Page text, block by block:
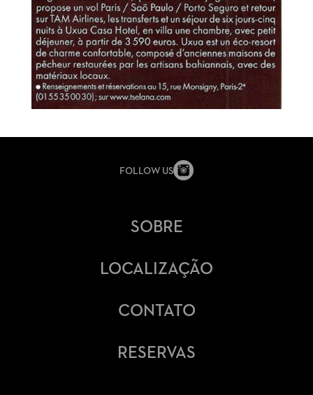
SOBRE
LOCALIZAÇÃO
CONTATO
RESERVAS
FOLLOW US